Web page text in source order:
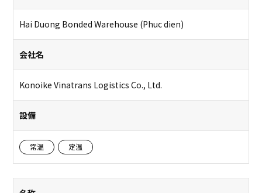
Hai Duong Bonded Warehouse (Phuc dien)
会社名
Konoike Vinatrans Logistics Co., Ltd.
設備
常温 定温